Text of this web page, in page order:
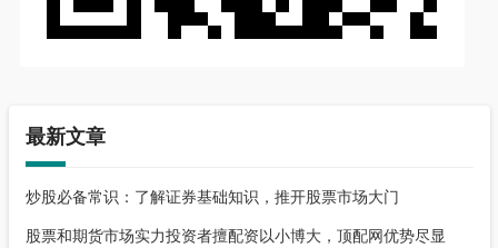
最新文章
炒股必备常识：了解证券基础知识，推开股票市场大门
股票和期货市场实力投资者擅配资以小博大，顶配网优势尽显